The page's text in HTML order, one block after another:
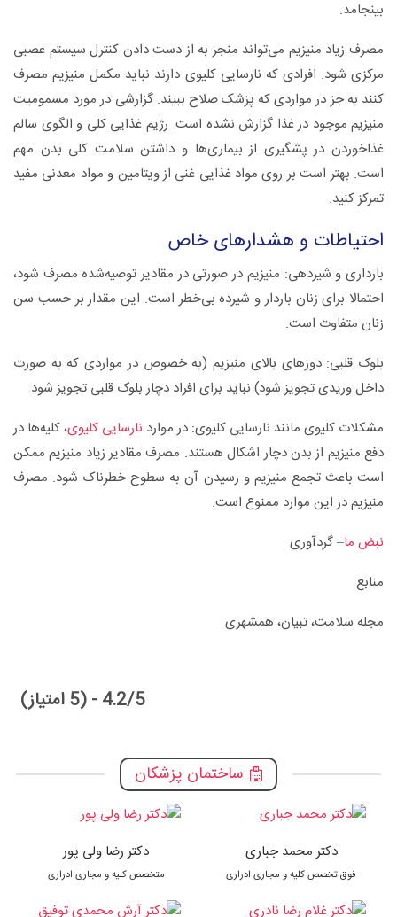
بینجامد.
مصرف زیاد منیزیم می‌تواند منجر به از دست دادن کنترل سیستم عصبی
مرکزی شود. افرادی که نارسایی کلیوی دارند نباید مکمل منیزیم مصرف
کنند به جز در مواردی که پزشک صلاح ببیند. گزارشی در مورد مسمومیت
منیزیم موجود در غذا گزارش نشده است. رژیم غذایی کلی و الگوی سالم
غذاخوردن در پشگیری از بیماری‌ها و داشتن سلامت کلی بدن مهم
است. بهتر است بر روی مواد غذایی غنی از ویتامین و مواد معدنی مفید
تمرکز کنید.
احتیاطات و هشدارهای خاص
بارداری و شیردهی: منیزیم در صورتی در مقادیر توصیه‌شده مصرف شود،
احتمالا برای زنان باردار و شیرده بی‌خطر است. این مقدار بر حسب سن
زنان متفاوت است.
بلوک قلبی: دوزهای بالای منیزیم (به خصوص در مواردی که به صورت
داخل وریدی تجویز شود) نباید برای افراد دچار بلوک قلبی تجویز شود.
مشکلات کلیوی مانند نارسایی کلیوی: در موارد نارسایی کلیوی، کلیه‌ها در
دفع منیزیم از بدن دچار اشکال هستند. مصرف مقادیر زیاد منیزیم ممکن
است باعث تجمع منیزیم و رسیدن آن به سطوح خطرناک شود. مصرف
منیزیم در این موارد ممنوع است.
نبض ما– گردآوری
منابع
مجله سلامت، تبیان، همشهری
4.2/5 - (5 امتیاز)
ساختمان پزشکان
دکتر محمد جباری
فوق تخصص کلیه و مجاری ادراری
دکتر رضا ولی پور
متخصص کلیه و مجاری ادراری